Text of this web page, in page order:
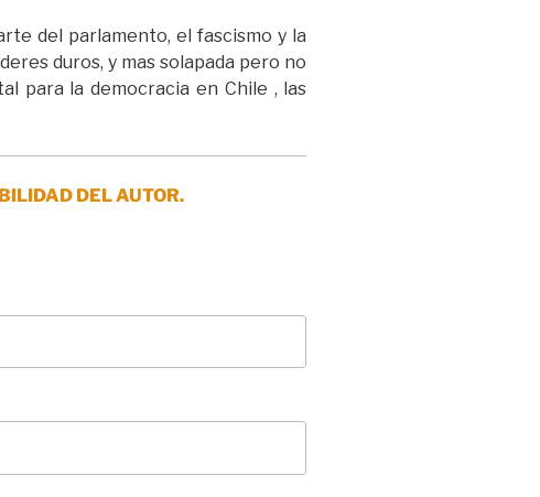
del parlamento, el fascismo y la
duros, y mas solapada pero no
para la democracia en Chile , las
DEL AUTOR.